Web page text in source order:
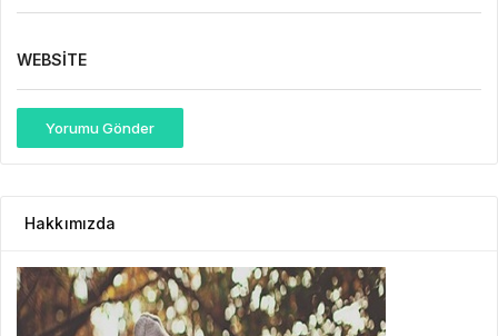
WEBSITE
Yorumu Gönder
Hakkımızda